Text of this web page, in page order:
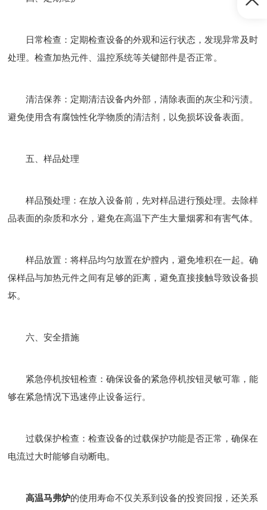
日常检查：定期检查设备的外观和运行状态，发现异常及时
处理。检查加热元件、温控系统等关键部件是否正常。
清洁保养：定期清洁设备内外部，清除表面的灰尘和污渍。
避免使用含有腐蚀性化学物质的清洁剂，以免损坏设备表面。
五、样品处理
样品预处理：在放入设备前，先对样品进行预处理。去除样
品表面的杂质和水分，避免在高温下产生大量烟雾和有害气体。
样品放置：将样品均匀放置在炉膛内，避免堆积在一起。确
保样品与加热元件之间有足够的距离，避免直接接触导致设备损
坏。
六、安全措施
紧急停机按钮检查：确保设备的紧急停机按钮灵敏可靠，能
够在紧急情况下迅速停止设备运行。
过载保护检查：检查设备的过载保护功能是否正常，确保在
电流过大时能够自动断电。
高温马弗炉的使用寿命不仅关系到设备的投资回报，还关系